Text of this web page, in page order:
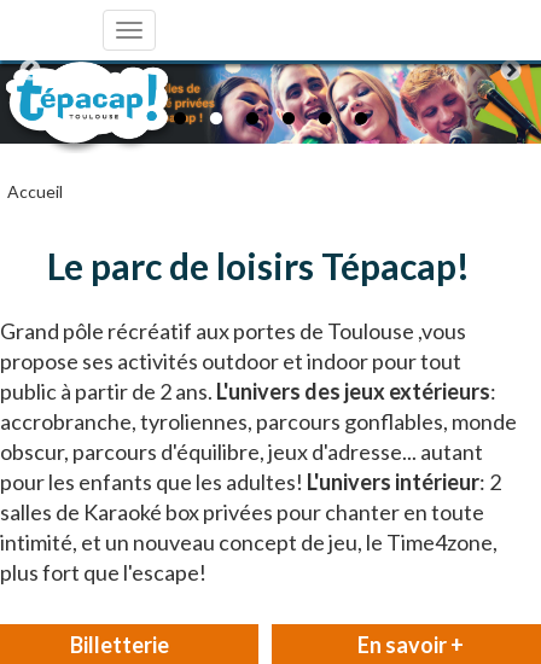
Toggle
navigation
Accueil
Le parc de loisirs Tépacap!
Grand pôle récréatif aux portes de Toulouse ,vous
propose ses activités outdoor et indoor pour tout
public à partir de 2 ans. L'univers des jeux extérieurs:
accrobranche, tyroliennes, parcours gonflables, monde
obscur, parcours d'équilibre, jeux d'adresse... autant
pour les enfants que les adultes! L'univers intérieur: 2
salles de Karaoké box privées pour chanter en toute
intimité, et un nouveau concept de jeu, le Time4zone,
plus fort que l'escape!
Billetterie En savoir +